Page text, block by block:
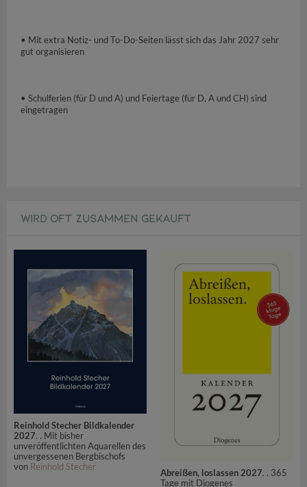
• Mit extra Notiz- und To-Do-Seiten lässt sich das Jahr 2027 sehr
gut organisieren
• Schulferien (für D und A) und Feiertage (für D, A und CH) sind
eingetragen
WIRD OFT ZUSAMMEN GEKAUFT
Reinhold Stecher Bildkalender
2027. . Mit bisher
unveröffentlichten Aquarellen des
unvergessenen Bergbischofs
von Reinhold Stecher
Abreißen, loslassen 2027. . 365
Tage mit Diogenes